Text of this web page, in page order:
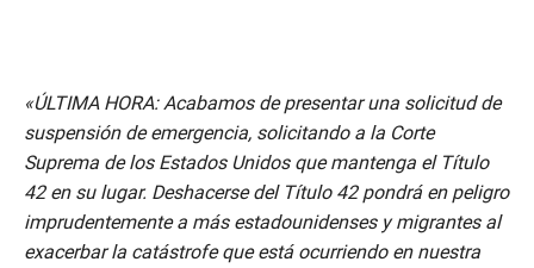
«ÚLTIMA HORA: Acabamos de presentar una solicitud de
suspensión de emergencia, solicitando a la Corte
Suprema de los Estados Unidos que mantenga el Título
42 en su lugar. Deshacerse del Título 42 pondrá en peligro
imprudentemente a más estadounidenses y migrantes al
exacerbar la catástrofe que está ocurriendo en nuestra